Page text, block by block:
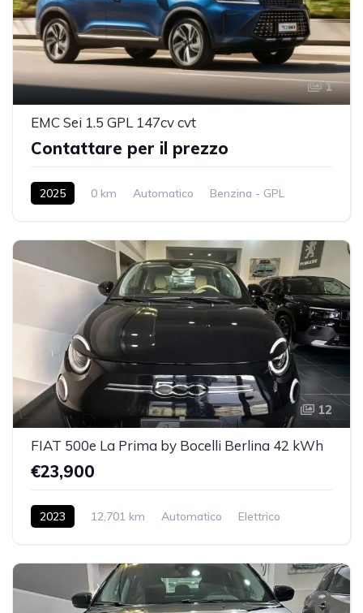
1
EMC Sei 1.5 GPL 147cv cvt
Contattare per il prezzo
2025 0 km Automatico
Benzina - GPL
12
FIAT 500e La Prima by Bocelli Berlina 42 kWh
€23,900
2023 12,701 km Automatico
Elettrico